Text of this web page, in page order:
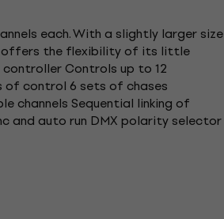
each. With a slightly larger size
offers the flexibility of its little
Controls up to 12
of control 6 sets of chases
channels Sequential linking of
and auto run DMX polarity selector